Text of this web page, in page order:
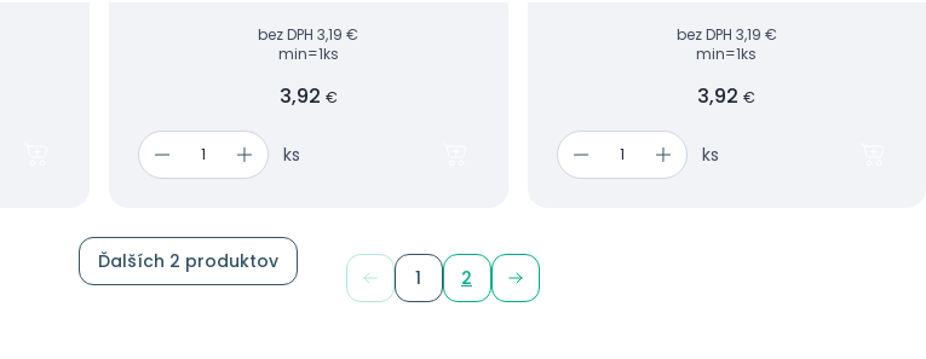
bez DPH 3,19 €
min=1ks
3,92 €
ks
bez DPH 3,19 €
min=1ks
3,92€
ks
Ďalších 2 produktov
1 2